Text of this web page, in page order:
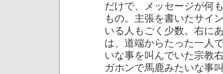
だけで、メッセージが何
もの。主張を書いたサイ
いる人もごく少数。右に
は、道端からたった一人
いな事を叫んでいた宗教
ガホンで馬鹿みたいな事